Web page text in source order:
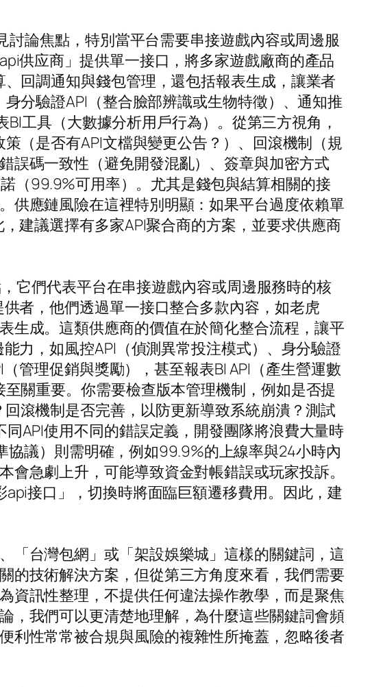
論焦點，特別當平台需要串接遊戲內容或周邊服
供应商」提供單一接口，將多家遊戲廠商的產品
回調通知與錢包管理，還包括報表生成，讓業者
分驗證API（整合臉部辨識或生物特徵）、通知推
工具（大數據分析用戶行為）。從第三方視角，
（是否有API文檔與變更公告？）、回滾機制（規
誤碼一致性（避免開發混亂）、簽章與加密方式
（99.9%可用率）。尤其是錢包與結算相關的接
供應鏈風險在這裡特別明顯：如果平台過度依賴單
建議選擇有多家API聚合商的方案，並要求供應商
它們代表平台在串接遊戲內容或周邊服務時的核
者，他們透過單一接口整合多款內容，如老虎
生成。這類供應商的價值在於簡化整合流程，讓平
力，如風控API（偵測異常投注模式）、身分驗證
管理促銷與獎勵），甚至報表BI API（產生營運數
關重要。你需要檢查版本管理機制，例如是否提
滾機制是否完善，以防更新導致系統崩潰？測試
API使用不同的錯誤定義，開發團隊將浪費大量時
協議）則需明確，例如99.9%的上線率與24小時內
急劇上升，可能導致資金對帳錯誤或玩家投訴。
接口」，切換時將面臨巨額遷移費用。因此，建
「台灣包網」或「架設娛樂城」這樣的關鍵詞，這
的技術解決方案，但從第三方角度來看，我們需要
資訊性整理，不提供任何違法操作教學，而是聚焦
，我們可以更清楚地理解，為什麼這些關鍵詞會頻
利性常常被合規與風險的複雜性所掩蓋，忽略後者